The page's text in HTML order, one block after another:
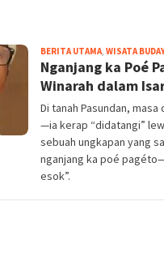
BERITA UTAMA, WISATA
Nganjang ka Poé
Winarah dalam
Di tanah Pasundan,
—ia kerap “didatangi”
sebuah ungkapan yang
nganjang ka poé
esok”.